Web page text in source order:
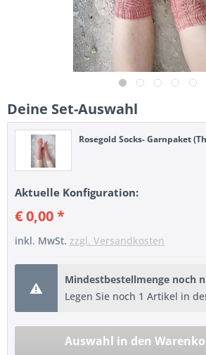
Deine Set-Auswahl
Rosegold Socks- Garnpaket
Aktuelle Konfiguration:
€ 0,00 *
inkl. MwSt. zzgl. Versandkosten
Mindestbestellmenge noch
Legen Sie noch 1 Artikel in